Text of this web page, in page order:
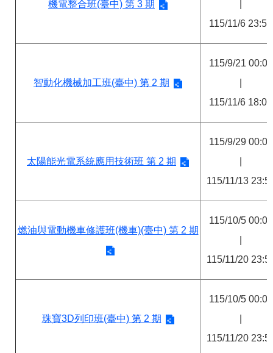
機電整合班(臺中) 第 3 期
115/11/6 23:59
智動化機械加工班(臺中) 第 2 期
115/9/21 00:00
115/11/6 18:00
太陽能光電系統應用技術班 第 2 期
115/9/29 00:00
115/11/13
燃油與電動機車修護班(機車)(臺中) 第 2 期
115/10/5 00:00
115/11/20
珠寶3D列印班(臺中) 第 2 期
115/10/5 00:00
115/11/20